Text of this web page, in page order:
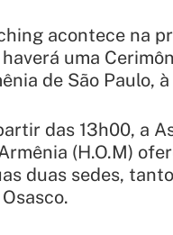
acontece na
uma
de São Paulo,
das 13h00, a
(H.O.M)
duas sedes,